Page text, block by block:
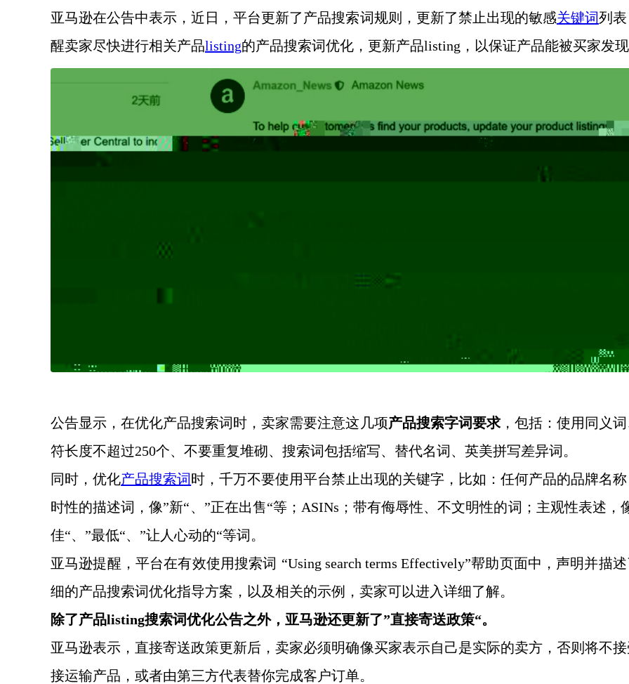
亚马逊在公告中表示，近日，平台更新了产品搜索词规则，更新了禁止出现的敏感关键词列
醒卖家尽快进行相关产品listing的产品搜索词优化，更新产品listing，以保证产品能被买家发
公告显示，在优化产品搜索词时，卖家需要注意这几项产品搜索字词要求，包括：使用同义
符长度不超过250个、不要重复堆砌、搜索词包括缩写、替代名词、英美拼写差异词。
同时，优化产品搜索词时，千万不要使用平台禁止出现的关键字，比如：任何产品的品牌名
时性的描述词，像”新“、”正在出售“等；ASINs；带有侮辱性、不文明性的词；主观性表述，
佳“、”最低“、”让人心动的“等词。
亚马逊提醒，平台在有效使用搜索词 “Using search terms Effectively”帮助页面中，声明并描
细的产品搜索词优化指导方案，以及相关的示例，卖家可以进入详细了解。
除了产品listing搜索词优化公告之外，亚马逊还更新了”直接寄送政策“。
亚马逊表示，直接寄送政策更新后，卖家必须明确像买家表示自己是实际的卖方，否则将不
接运输产品，或者由第三方代表替你完成客户订单。